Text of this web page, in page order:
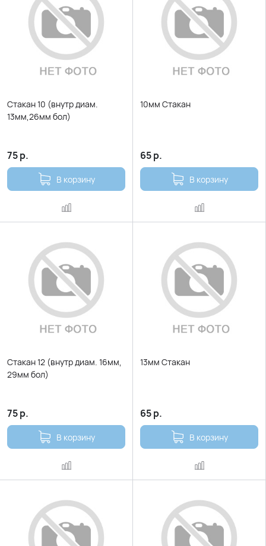
Стакан 10 (внутр диам.
13мм,26мм бол)
75р.
В корзину
10мм Стакан
65р.
В корзину
Стакан 12 (внутр диам. 16мм,
29мм бол)
75р.
В корзину
13мм Стакан
65р.
В корзину